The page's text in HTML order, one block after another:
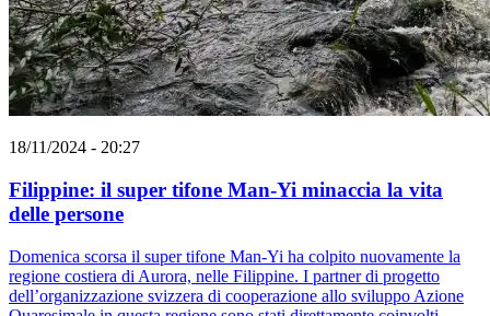
18/11/2024 - 20:27
Filippine: il super tifone Man-Yi minaccia la vita
delle persone
Domenica scorsa il super tifone Man-Yi ha colpito nuovamente la
regione costiera di Aurora, nelle Filippine. I partner di progetto
dell’organizzazione svizzera di cooperazione allo sviluppo Azione